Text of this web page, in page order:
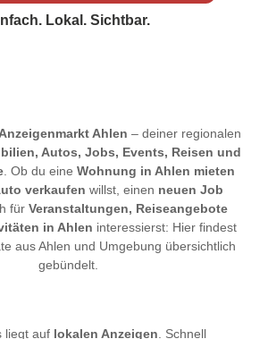
Lokal. Sichtbar.
Ahlen – deiner regionalen
Autos, Jobs, Events, Reisen und
. Ob du eine Wohnung in Ahlen mieten
verkaufen willst, einen neuen Job
für Veranstaltungen, Reiseangebote
in Ahlen interessierst: Hier findest
aus Ahlen und Umgebung übersichtlich
gebündelt.
liegt auf lokalen Anzeigen. Schnell